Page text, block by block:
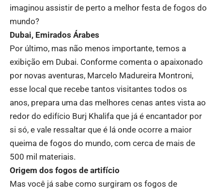
imaginou assistir de perto a melhor festa de fogos do
mundo?
Dubai, Emirados Árabes
Por último, mas não menos importante, temos a
exibição em Dubai. Conforme comenta o apaixonado
por novas aventuras, Marcelo Madureira Montroni,
esse local que recebe tantos visitantes todos os
anos, prepara uma das melhores cenas antes vista ao
redor do edifício Burj Khalifa que já é encantador por
si só, e vale ressaltar que é lá onde ocorre a maior
queima de fogos do mundo, com cerca de mais de
500 mil materiais.
Origem dos fogos de artifício
Mas você já sabe como surgiram os fogos de